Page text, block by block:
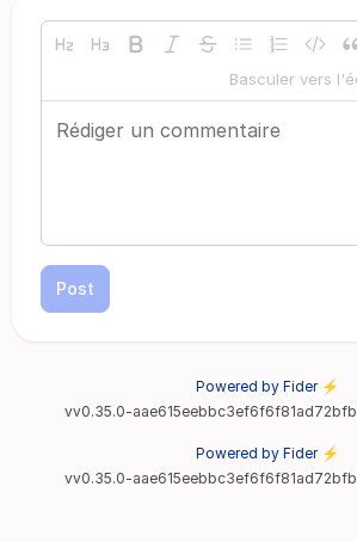
Basculer vers
Post
Powered by Fider ⚡
vv0.35.0-
Powered by Fider ⚡
vv0.35.0-